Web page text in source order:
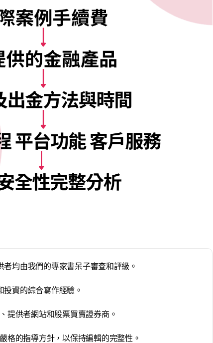
者均由我們的專家書呆子審查和評級。
投資的綜合寫作經驗。
提供者網站和股票買賣證券商。
格的指導方針，以保持編輯的完整性。